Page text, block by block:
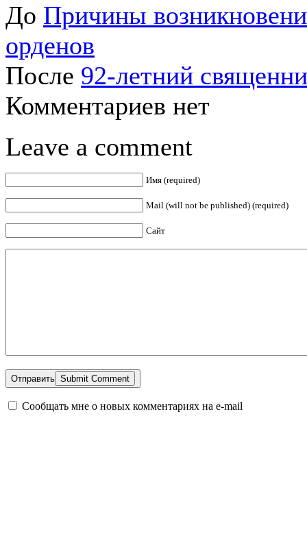
До Причины
орденов
После 92-летний
Комментариев нет
Leave a comment
Имя (required)
Mail (will not be published) (required)
Сайт
Отправить
Сообщать мне о новых комментариях на e-mail